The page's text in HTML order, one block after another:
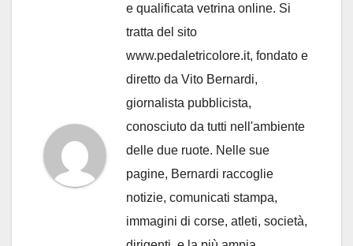
e qualificata vetrina online. Si
tratta del sito
www.pedaletricolore.it, fondato e
diretto da Vito Bernardi,
giornalista pubblicista,
conosciuto da tutti nell'ambiente
delle due ruote. Nelle sue
pagine, Bernardi raccoglie
notizie, comunicati stampa,
immagini di corse, atleti, società,